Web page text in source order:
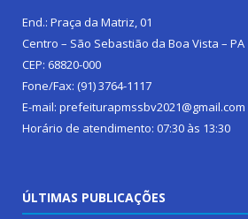
End.: Praça da Matriz, 01
Centro – São Sebastião da Boa Vista – PA
CEP: 68820-000
Fone/Fax: (91) 3764-1117
E-mail: prefeiturapmssbv2021@gmail.com
Horário de atendimento: 07:30 às 13:30
ÚLTIMAS PUBLICAÇÕES